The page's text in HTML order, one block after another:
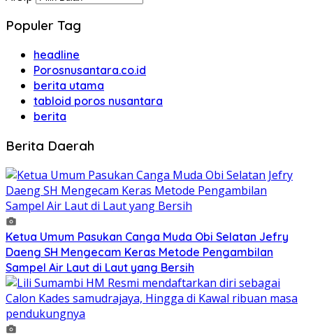
Populer Tag
headline
Porosnusantara.co.id
berita utama
tabloid poros nusantara
berita
Berita Daerah
Ketua Umum Pasukan Canga Muda Obi Selatan Jefry
Daeng SH Mengecam Keras Metode Pengambilan
Sampel Air Laut di Laut yang Bersih